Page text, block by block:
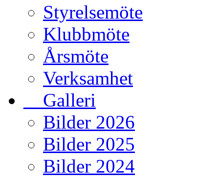
Styrelsemöte
Klubbmöte
Årsmöte
Verksamhet
__Galleri
Bilder 2026
Bilder 2025
Bilder 2024